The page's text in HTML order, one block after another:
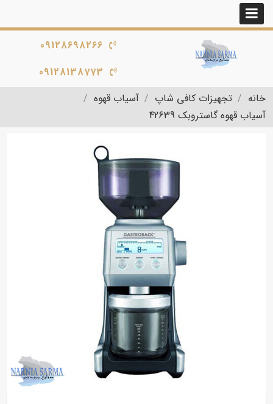
09128698266
09128138773
خانه
تجهیزات کافی شاپ
آسیاب قهوه
آسیاب قهوه گاستروبک 42639